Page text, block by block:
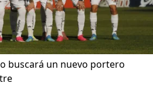
buscará un nuevo portero